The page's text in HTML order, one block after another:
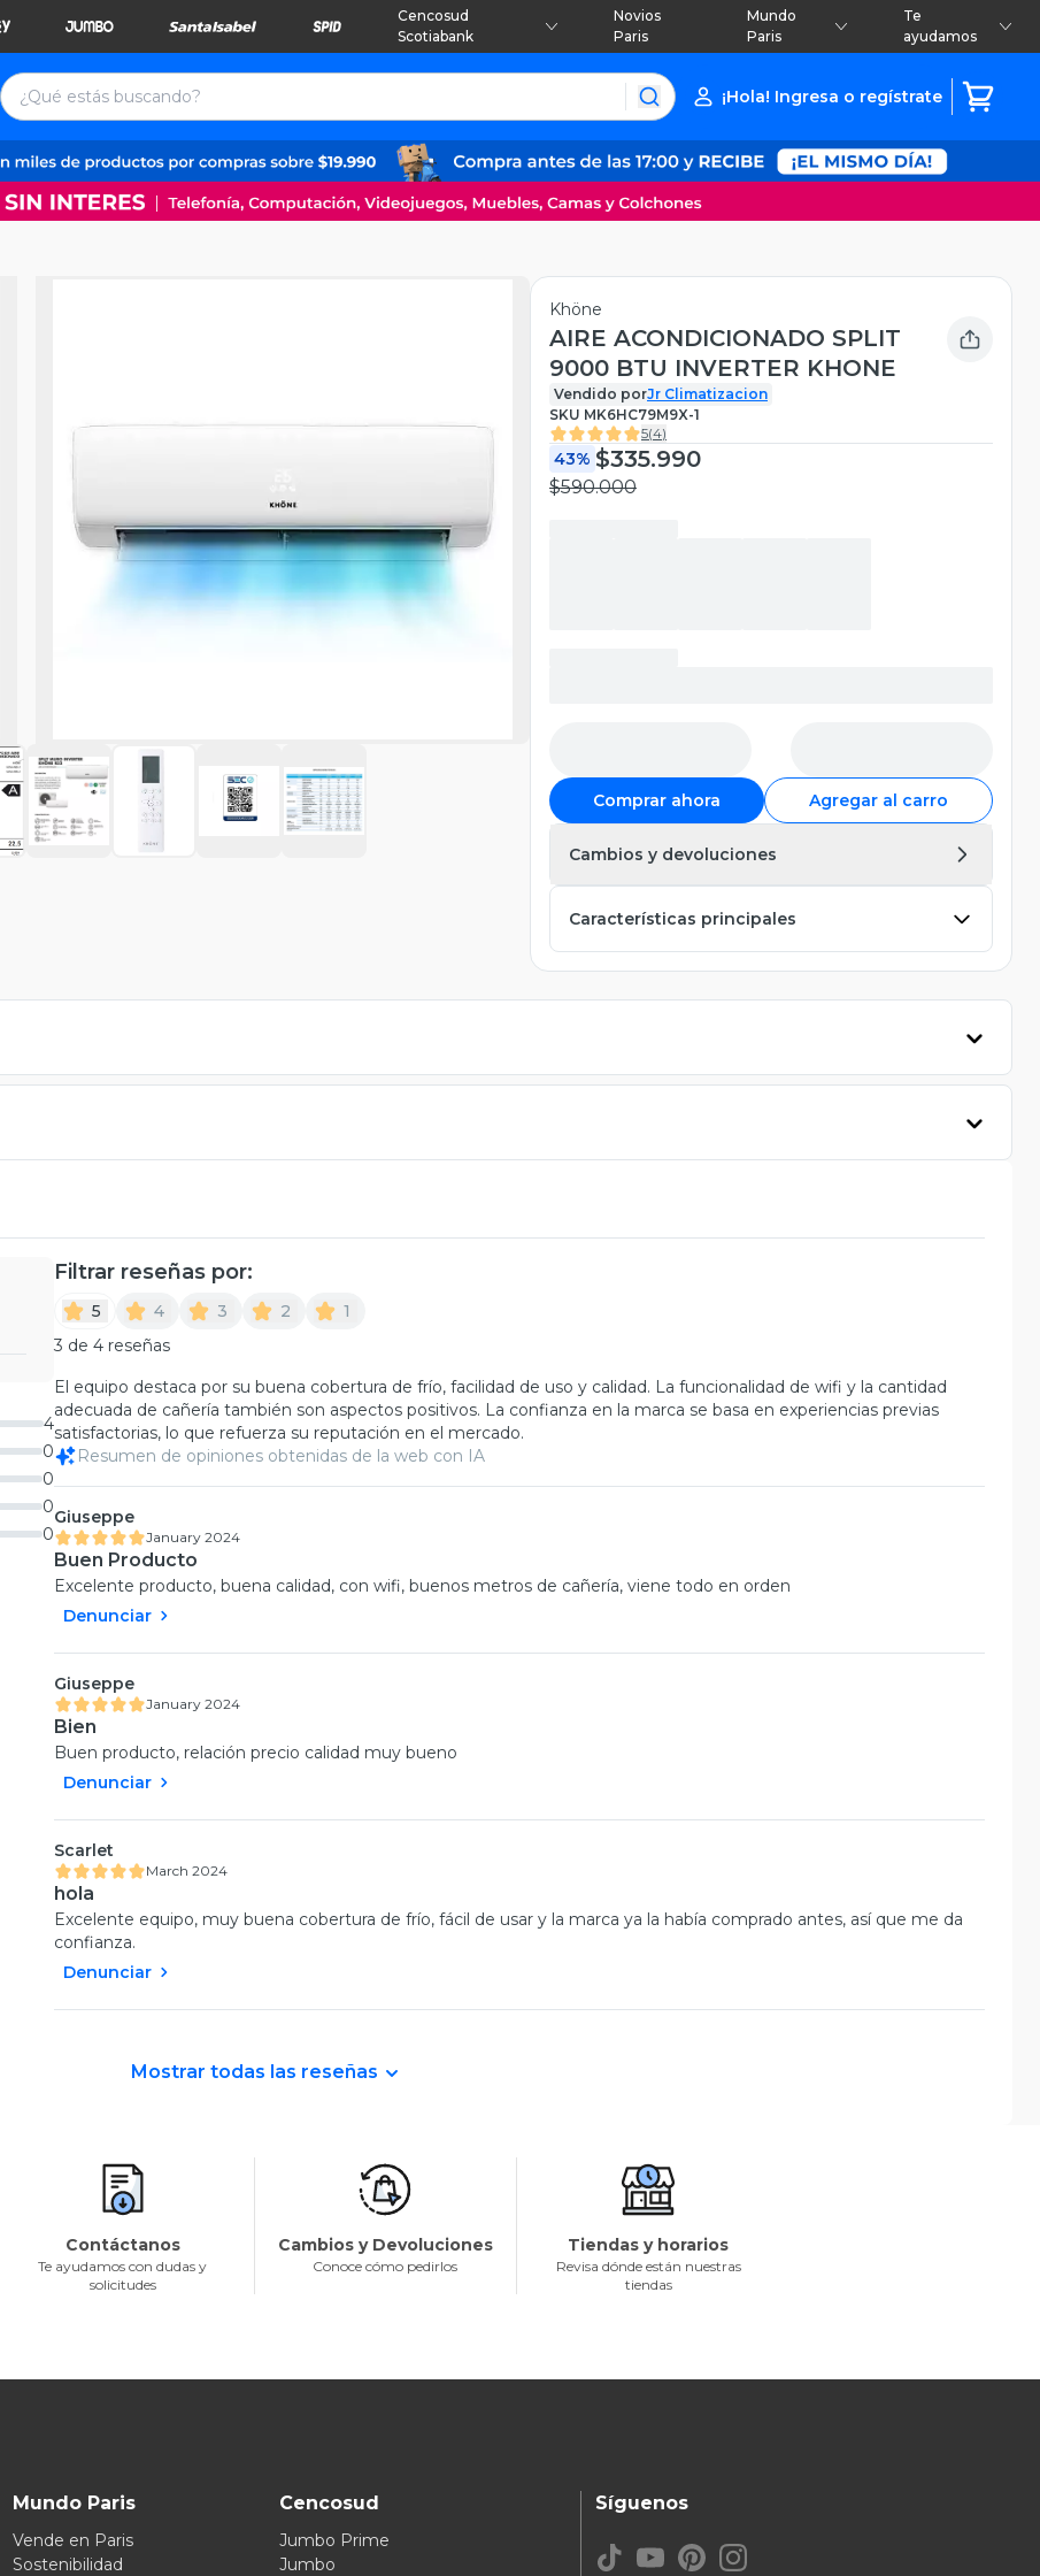
Cencosud
Scotiabank
Novios
Paris
Mundo
Paris
Te
ayudamos
¡Hola! Ingresa o regístrate
Khöne
AIRE ACONDICIONADO SPLIT
9000 BTU INVERTER KHONE
Vendido porJr Climatizacion
SKU MK6HC79M9X-1
5(4)
43% $335.990
$590.000
Comprar ahora Agregar al carro
Cambios y devoluciones
Características principales
4
0
0
0
0
Filtrar reseñas por:
5 4 3 2
1
3 de 4 reseñas
El equipo destaca por su buena cobertura de frío, facilidad de uso y calidad. La funcionalidad de wifi y la cantidad
adecuada de cañería también son aspectos positivos. La confianza en la marca se basa en experiencias previas
satisfactorias, lo que refuerza su reputación en el mercado.
Resumen de opiniones obtenidas de la web con IA
Giuseppe
January 2024
Buen Producto
Excelente producto, buena calidad, con wifi, buenos metros de cañería, viene todo en orden
Denunciar
Giuseppe
January 2024
Bien
Buen producto, relación precio calidad muy bueno
Denunciar
Scarlet
March 2024
hola
Excelente equipo, muy buena cobertura de frío, fácil de usar y la marca ya la había comprado antes, así que me da
confianza.
Denunciar
Mostrar todas las reseñas
Contáctanos
Te ayudamos con dudas y
solicitudes
Cambios y Devoluciones
Conoce cómo pedirlos
Tiendas y horarios
Revisa dónde están nuestras
tiendas
Mundo Paris
Vende en Paris
Sostenibilidad
Cencosud
Jumbo Prime
Jumbo
Síguenos